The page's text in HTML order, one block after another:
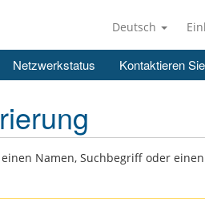
Deutsch
Netzwerkstatus Kontaktieren
Namen, Suchbegriff oder